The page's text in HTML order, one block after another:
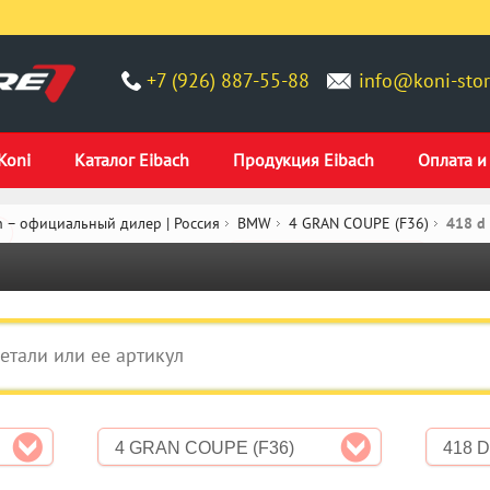
+7 (926) 887-55-88 info@koni-
Каталог Eibach Продукция Eibach Оплата и
официальный дилер | Россия BMW 4 GRAN COUPE (F36) 418 d
4 GRAN COUPE (F36) 418 D